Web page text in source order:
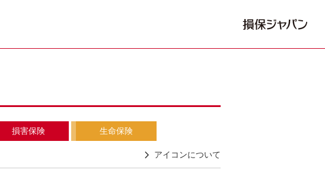
損害保険 生命保険
アイコンについて